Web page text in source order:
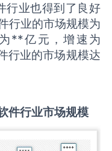
行业也得到了良好
行业的市场规模为
**亿元，增速为
行业的市场规模达
件行业市场规模